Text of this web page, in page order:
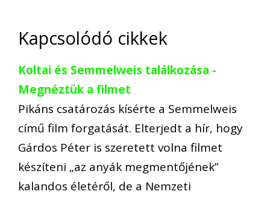
Kapcsolódó cikkek
Koltai és Semmelweis találkozása -
Megnéztük a filmet
Pikáns csatározás kísérte a Semmelweis
című film forgatását. Elterjedt a hír, hogy
Gárdos Péter is szeretett volna filmet
készíteni „az anyák megmentőjének”
kalandos életéről, de a Nemzeti